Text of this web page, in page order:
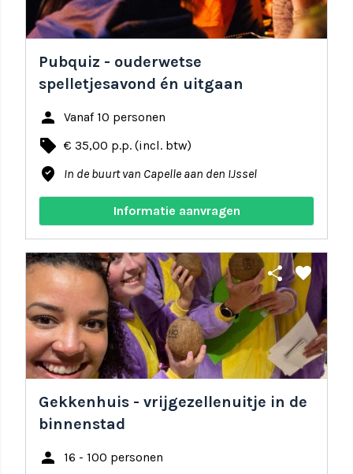
Pubquiz - ouderwetse
spelletjesavond én uitgaan
person Vanaf 10 personen
local_offer € 35,00 p.p. (incl. btw)
where_to_vote In de buurt van Capelle aan den IJssel
Informatie aanvragen
share favorite
Gekkenhuis - vrijgezellenuitje in de
binnenstad
person 16 - 100 personen